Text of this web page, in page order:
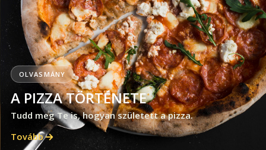
OLVASMÁNY
A PIZZA TÖRTÉNETE
Tudd meg Te is, hogyan született a pizza.
Tovább